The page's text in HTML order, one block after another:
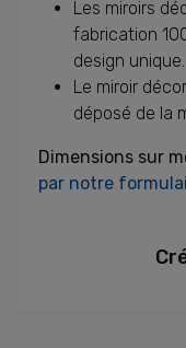
Les miroirs
fabrication
design unique.
Le miroir
déposé de la
Dimensions sur
par notre